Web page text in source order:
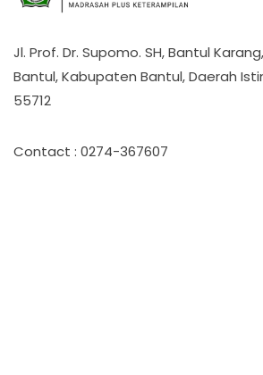
Jl. Prof. Dr. Supomo. SH, Bantul
Bantul, Kabupaten Bantul, Daerah
55712
Contact : 0274-367607